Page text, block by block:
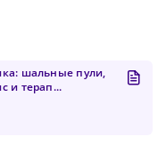
шальные пули,
и терап...